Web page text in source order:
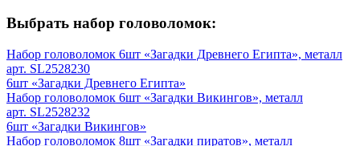
Выбрать набор головоломок:
Набор головоломок 6шт «Загадки Древнего Египта», металл
арт. SL2528230
6шт «Загадки Древнего Египта»
Набор головоломок 6шт «Загадки Викингов», металл
арт. SL2528232
6шт «Загадки Викингов»
Набор головоломок 8шт «Загадки пиратов», металл